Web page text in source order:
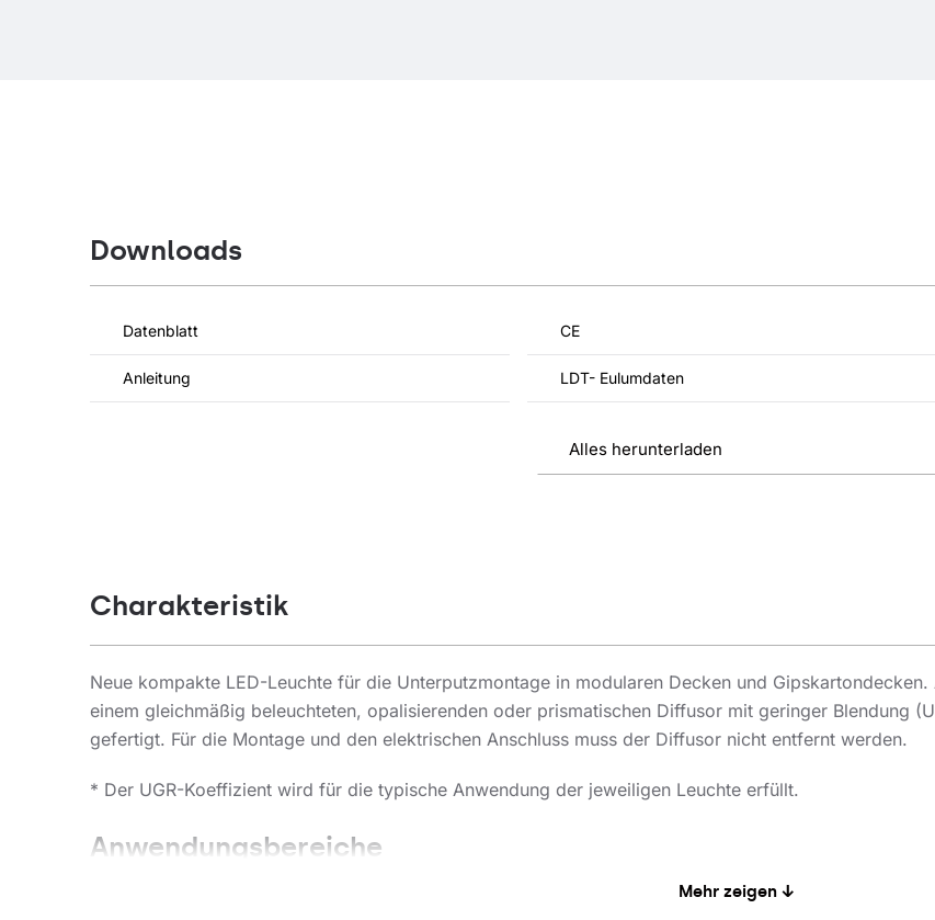
Downloads
Datenblatt CE
Anleitung LDT- Eulumdaten
Alles herunterladen
Charakteristik
Neue kompakte LED-Leuchte für die Unterputzmontage in modularen Decken und
einem gleichmäßig beleuchteten, opalisierenden oder prismatischen Diffusor mit geringer Blendung
gefertigt. Für die Montage und den elektrischen Anschluss muss der Diffusor nicht entfernt werden.
* Der UGR-Koeffizient wird für die typische Anwendung der jeweiligen Leuchte erfüllt.
Anwendungsbereiche
Mehr zeigen ↓